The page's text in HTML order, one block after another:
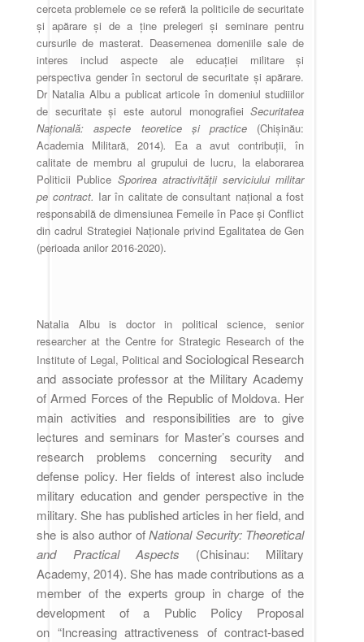
cerceta problemele ce se referă la politicile de securitate
și apărare și de a ține prelegeri și seminare pentru
cursurile de masterat. Deasemenea domeniile sale de
interes includ aspecte ale educației militare și
perspectiva gender în sectorul de securitate și apărare.
Dr Natalia Albu a publicat articole în domeniul studiiilor
de securitate și este autorul monografieiSecuritatea
Națională: aspecte teoretice și practice (Chișinău:
Academia Militară, 2014).
Ea a avut contribuții, în
calitate de membru al grupului de lucru, la elaborarea
Politicii Publice Sporirea atractivității serviciului militar
pe contract. Iar în calitate de consultant național a fost
responsabilă de dimensiunea Femeile în Pace și Conflict
din cadrul Strategiei Naționale privind Egalitatea de Gen
(perioada anilor 2016-2020).
Natalia Albu is doctor in political science, senior
researcher at the Centre for Strategic Research of the
Institute of Legal, PoliticalandSociological Research
and associate professor at the Military Academy
of Armed Forces of the Republic of Moldova. Her
main activities and responsibilities are to give
lectures and seminars for Master’s courses and
research problems concerning security and
defense policy. Her fields of interest also include
military education and gender perspective in the
military. She has published articles in her field, and
she is also author ofNational Security: Theoretical
and Practical Aspects (Chisinau: Military
Academy, 2014). She has made contributions as a
member of the experts group in charge of the
development of a Public Policy Proposal
on “Increasing attractiveness of contract-based